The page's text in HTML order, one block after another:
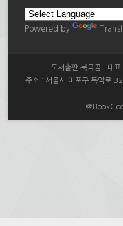
Powered by
도서출판 북극곰 | 대
주소 : 서울시 마포구 독막로